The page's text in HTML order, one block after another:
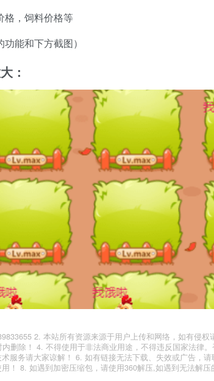
格，饲料价格等
功能和下方截图）
：
2. 本站所有资源来源于用户上传和网络，如有侵
删除！ 4. 不得使用于非法商业用途，不得违反国家法律
服务请大家谅解！ 6. 如有链接无法下载、失效或广告，
！ 8. 如遇到加密压缩包，请使用360解压,如遇到无法解压